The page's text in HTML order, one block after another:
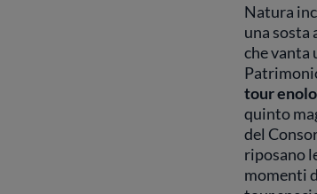
Natura
una sosta
che vanta
tour
quinto
del
riposano
momenti